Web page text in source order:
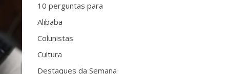
10 perguntas para
Alibaba
Colunistas
Cultura
Destaques da Semana